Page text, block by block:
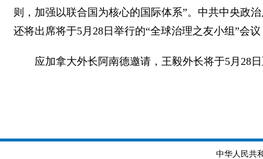
则，加强以联合国为核心的国际体系”。中共中央政
还将出席将于5月28日举行的“全球治理之友小组”会
应加拿大外长阿南德邀请，王毅外长将于5月28
中华人民共